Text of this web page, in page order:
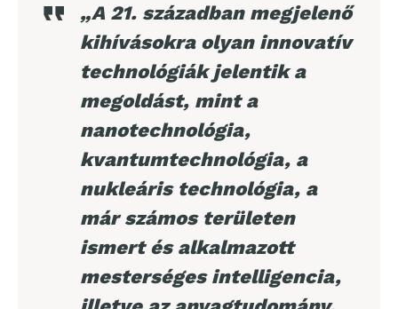
„A 21. században megjelenő
kihívásokra olyan innovatív
technológiák jelentik a
megoldást, mint a
nanotechnológia,
kvantumtechnológia, a
nukleáris technológia, a
már számos területen
ismert és alkalmazott
mesterséges intelligencia,